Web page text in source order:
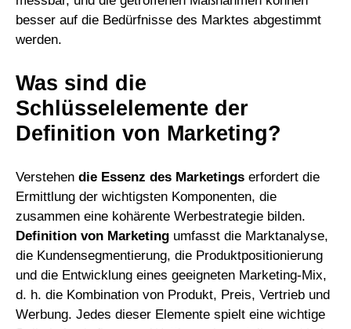
besser auf die Bedürfnisse des Marktes abgestimmt
werden.
Was sind die
Schlüsselelemente der
Definition von Marketing?
Verstehendie Essenz des Marketings erfordert die
Ermittlung der wichtigsten Komponenten, die
zusammen eine kohärente Werbestrategie bilden.
Definition von Marketing umfasst die Marktanalyse,
die Kundensegmentierung, die Produktpositionierung
und die Entwicklung eines geeigneten Marketing-Mix,
d. h. die Kombination von Produkt, Preis, Vertrieb und
Werbung. Jedes dieser Elemente spielt eine wichtige